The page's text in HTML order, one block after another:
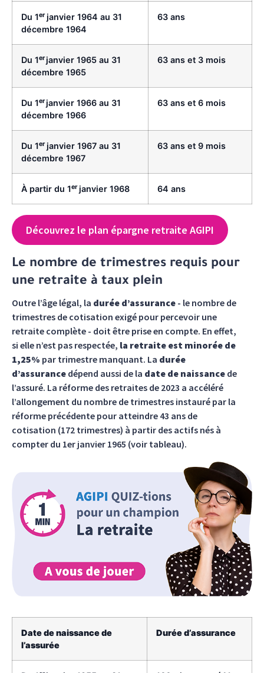
Du 1er janvier 1964 au 31
décembre 1964
63 ans
Du 1erjanvier 1965 au 31
décembre 1965
63 ans et 3 mois
Du 1erjanvier 1966 au 31
décembre 1966
63 ans et 6 mois
Du 1er janvier 1967 au 31
décembre 1967
63 ans et 9 mois
À partir du 1er janvier 1968 64 ans
Découvrez le plan épargne retraite AGIPI
Le nombre de trimestres requis pour
une retraite à taux plein
Outre l’âge légal, la durée d’assurance - le nombre de
trimestres de cotisation exigé pour percevoir une
retraite complète - doit être prise en compte. En effet,
si elle n’est pas respectée, la retraite est minorée de
1,25% par trimestre manquant. La durée
d’assurance dépend aussi de la date de naissance de
l’assuré. La réforme des retraites de 2023 a accéléré
l’allongement du nombre de trimestres instauré par la
réforme précédente pour atteindre 43 ans de
cotisation (172 trimestres) à partir des actifs nés à
compter du 1er janvier 1965 (voir tableau).
Date de naissance de
l’assurée
Durée d’assurance